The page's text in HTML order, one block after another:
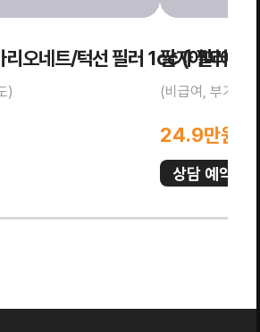
오네트/턱선 필러 1cc (아띠에르)
)
팔자 필러
(비급여, 부가세
24.9만원~
상담 예약